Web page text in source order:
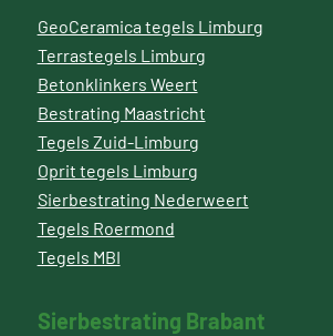
GeoCeramica tegels Limburg
Terrastegels Limburg
Betonklinkers Weert
Bestrating Maastricht
Tegels Zuid-Limburg
Oprit tegels Limburg
Sierbestrating Nederweert
Tegels Roermond
Tegels MBI
Sierbestrating Brabant